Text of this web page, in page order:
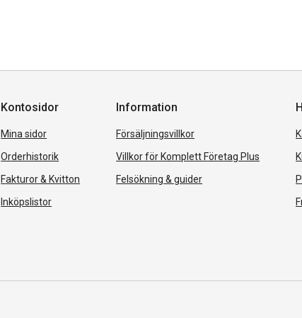
Kontosidor
Mina sidor
Orderhistorik
Fakturor & Kvitton
Inköpslistor
Information
Försäljningsvillkor
Villkor för Komplett Företag Plus
Felsökning & guider